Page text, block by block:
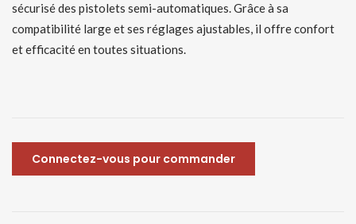
sécurisé des pistolets semi-automatiques. Grâce à sa
compatibilité large et ses réglages ajustables, il offre confort
et efficacité en toutes situations.
Connectez-vous pour commander